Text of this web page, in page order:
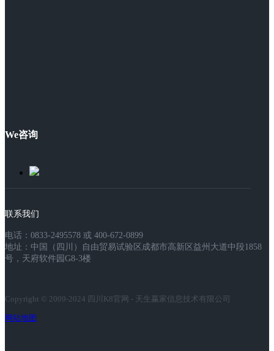
We咨询
联系我们
电话：0833-2495578 或 400-672-0899
地址：中国（四川）自由贸易试验区成都市高新区益州大道中段1858
号，天府软件园G8-3楼
Copyright © 2009-2024 四川K8官网 - 天生赢家信息技术有限公司
网站地图